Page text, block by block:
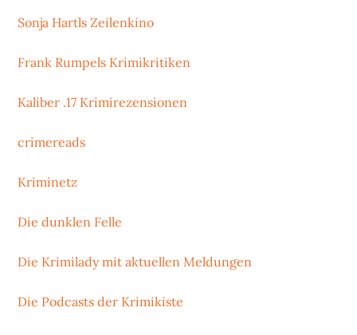
Sonja Hartls Zeilenkino
Frank Rumpels Krimikritiken
Kaliber .17 Krimirezensionen
crimereads
Kriminetz
Die dunklen Felle
Die Krimilady mit aktuellen Meldungen
Die Podcasts der Krimikiste